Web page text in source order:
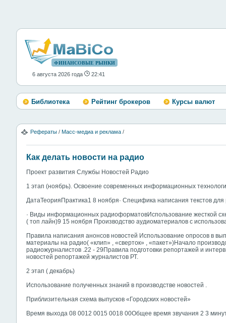
ФИНАНСОВЫЕ РЫНКИ
6 августа 2026 года 22:41
Библиотека Рейтинг брокеров Курсы валют
Рефераты / Масс-медиа и реклама /
Как делать новости на радио
Проект развития Службы Новостей Радио
1 этап (ноябрь). Освоение современных информационных
ДатаТеорияПрактика1 8 ноября· Специфика написания текстов для
· Виды информационных радиоформатовИспользование жесткой
( топ лайн)9 15 ноября Производство аудиоматериалов с
Правила написания анонсов новостей Использование опросов в
материалы на радио( «клип» , «сверток» , «пакет»)Начало
радиожурналистов .22 - 29Правила подготовки репортажей и
новостей репортажей журналистов РТ.
2 этап ( декабрь)
Использование полученных знаний в производстве новостей .
Приблизительная схема выпусков «Городских новостей»
Время выхода 08 0012 0015 0018 00Общее время звучания 2 3